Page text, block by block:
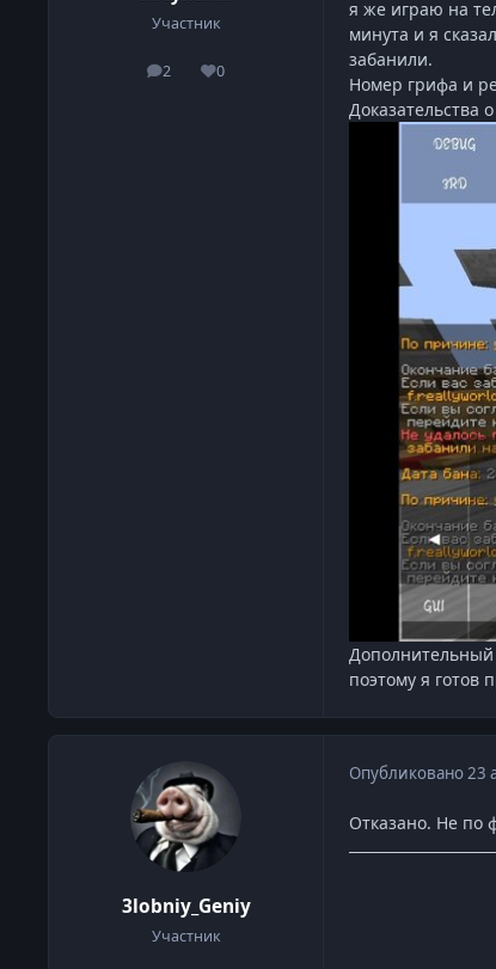
Участник
2
сообщения
0
Репутация
я же играю на
минута и я
забанили.
Номер грифа и
Доказательства
Дополнительный
поэтому я готов
3lobniy_Geniy
Участник
Опубликовано23
Отказано. Не по